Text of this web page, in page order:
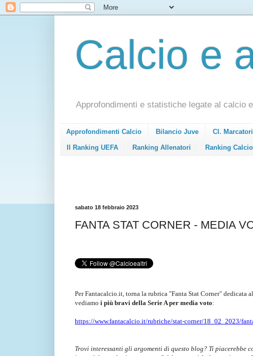
Calcio e
Approfondimenti e statistiche legate al calcio
Approfondimenti Calcio Bilancio Juve Cl.
Il Ranking UEFA Ranking Allenatori Ranking Calcio
sabato 18 febbraio 2023
FANTA STAT CORNER - MEDIA
Per Fantacalcio.it, torna la rubrica "Fanta Stat Corner" dedicata
vediamo i più bravi della Serie A per media voto:
https://www.fantacalcio.it/rubriche/stat-corner/18_02_2023/
Trovi interessanti gli argomenti di questo blog? Ti piacerebbe